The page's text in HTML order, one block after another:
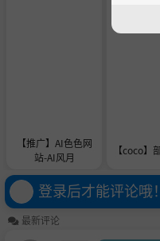
【推广】AI色色网
站-AI风月
【coco】
登录后才能评论哦！
最新评论